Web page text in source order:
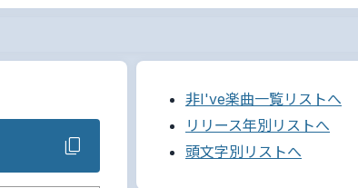
非I've楽曲一覧リストへ
リリース年別リストへ
頭文字別リストへ